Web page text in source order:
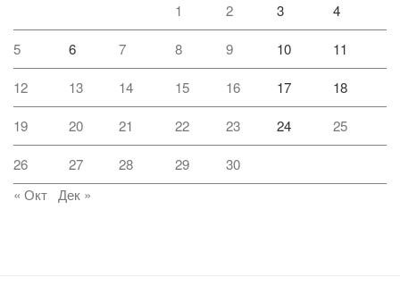
1 2 3 4
5 6 7 8 9 10 11
12 13 14 15 16 17 18
19 20 21 22 23 24 25
26 27 28 29
30
« Окт Дек »